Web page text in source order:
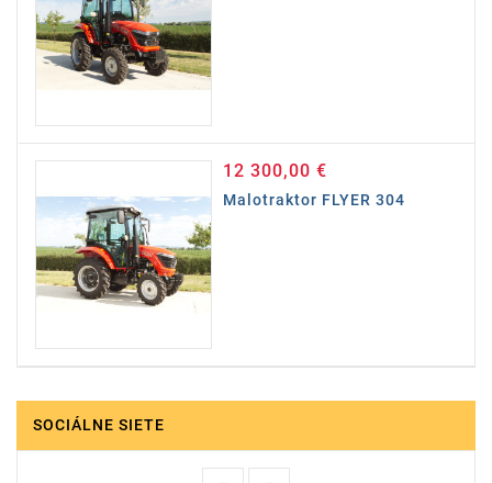
12 300,00 €Cena
Malotraktor FLYER 304
SOCIÁLNE SIETE